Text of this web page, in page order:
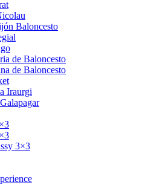
Baloncesto
de Baloncesto
de Baloncesto
Iraurgi
3×3